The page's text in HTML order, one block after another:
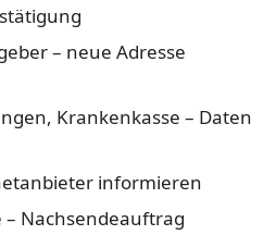
– neue Adresse
Krankenkasse – Daten
informieren
– Nachsendeauftrag